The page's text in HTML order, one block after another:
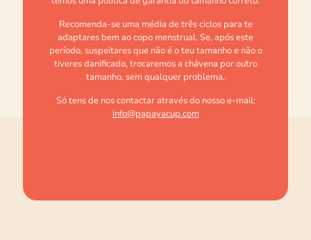
Recomenda-se uma média de três ciclos para te
adaptares bem ao copo menstrual. Se, após este
período, suspeitares que não é o teu tamanho e não o
tiveres danificado, trocaremos a chávena por outro
tamanho, sem qualquer problema.
Só tens de nos contactar através do nosso e-mail:
info@papayacup.com